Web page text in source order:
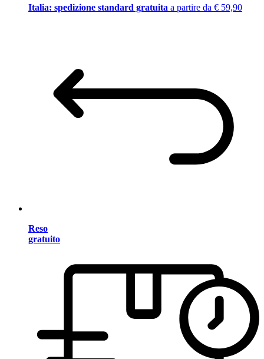
Italia: spedizione standard gratuita a partire da € 59,90
Reso
gratuito